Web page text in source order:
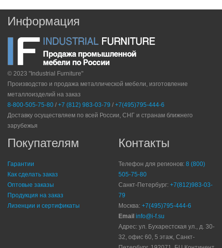
Информация
© 2023 "Industrial Furniture"
Производство и продажа металлической мебели, изготовление
металлоизделий на заказ
8-800-505-75-80 / +7 (812) 983-03-79 / +7(495)795-444-6
Доставку осуществляем по всей России, СНГ и странам ближнего
зарубежья
Покупателям
Гарантии
Как сделать заказ
Оптовые заказы
Продукция на заказ
Лизенции и сертификаты
Контакты
Телефон для регионов: 8 (800)
505-75-80
Санкт-Петербург: +7(812)983-03-
79
Москва: +7(495)795-444-6
Email info@i-f.su
Адрес: ул. Бухарестская ул., д. 30-
32, офис 60, 5 этаж, Санкт-